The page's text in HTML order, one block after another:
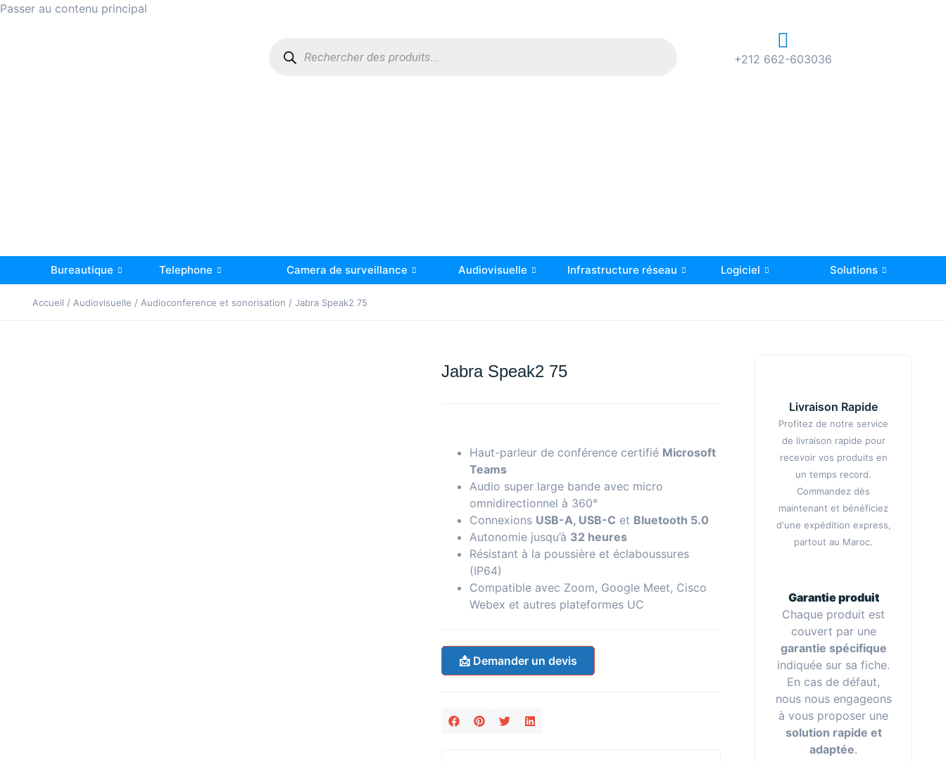
Passer au contenu principal
+212 662-603036
Bureautique Telephone Camera de surveillance Audiovisuelle Infrastructure réseau Logiciel Solutions
Accueil / Audiovisuelle / Audioconference et sonorisation / Jabra Speak2 75
Jabra Speak2 75
Haut-parleur de conférence certifié Microsoft
Teams
Audio super large bande avec micro
omnidirectionnel à 360°
Connexions USB-A, USB-C et Bluetooth 5.0
Autonomie jusqu’à 32 heures
Résistant à la poussière et éclaboussures
(IP64)
Compatible avec Zoom, Google Meet, Cisco
Webex et autres plateformes UC
📩 Demander un devis
Livraison Rapide
Profitez de notre service
de livraison rapide pour
recevoir vos produits en
un temps record.
Commandez dès
maintenant et bénéficiez
d'une expédition express,
partout au Maroc.
Garantie produit
Chaque produit est
couvert par une
garantie spécifique
indiquée sur sa fiche.
En cas de défaut,
nous nous engageons
à vous proposer une
solution rapide et
adaptée.